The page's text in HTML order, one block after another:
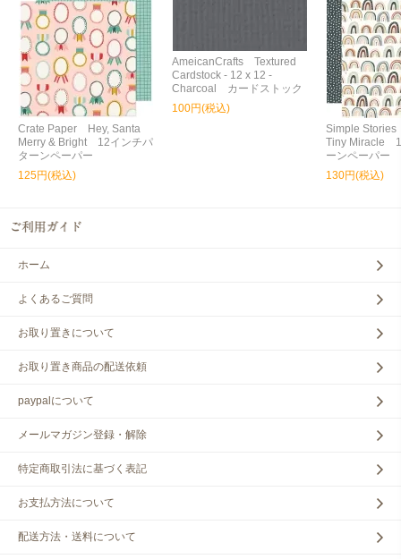
Crate Paper Hey, Santa
Merry & Bright 12インチパ
ターンペーパー
125円(税込)
AmeicanCrafts Textured
Cardstock - 12 x 12 -
Charcoal カードストック
100円(税込)
Simple
Tiny Miracle
ーンペーパー
130円(税込)
ホーム
よくあるご質問
お取り置きについて
お取り置き商品の配送依頼
paypalについて
メールマガジン登録・解除
特定商取引法に基づく表記
お支払方法について
配送方法・送料について